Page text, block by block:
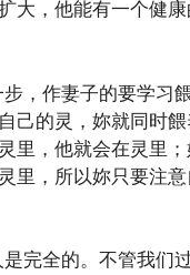
大，他能有一个健
作妻子的要学习
己的灵，妳就同时
里，他就会在灵里
里，所以妳只要注
全的。不管我们